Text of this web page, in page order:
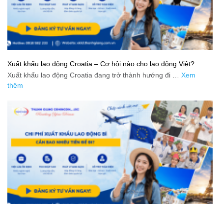
Xuất khẩu lao động Croatia – Cơ hội nào cho lao động Việt?
Xuất khẩu lao động Croatia đang trở thành hướng đi … Xem
thêm